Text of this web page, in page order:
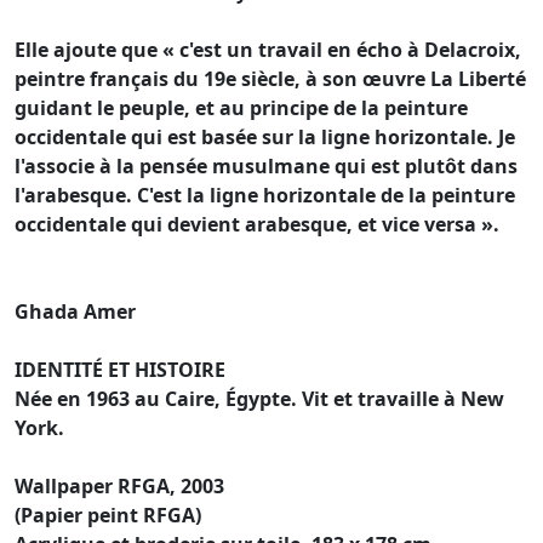
Elle ajoute que « c'est un travail en écho à Delacroix,
peintre français du 19e siècle, à son œuvre La Liberté
guidant le peuple, et au principe de la peinture
occidentale qui est basée sur la ligne horizontale. Je
l'associe à la pensée musulmane qui est plutôt dans
l'arabesque. C'est la ligne horizontale de la peinture
occidentale qui devient arabesque, et vice versa ».
Ghada Amer
IDENTITÉ ET HISTOIRE
Née en 1963 au Caire, Égypte. Vit et travaille à New
York.
Wallpaper RFGA, 2003
(Papier peint RFGA)